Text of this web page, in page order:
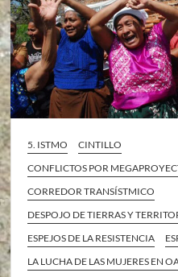
5. ISTMO
CINTILLO
CONFLICTOS POR
CORREDOR TRANSÍSTMICO
DESPOJO DE TIERRAS Y
ESPEJOS DE LA RESISTENCIA
LA LUCHA DE LAS MUJERES EN